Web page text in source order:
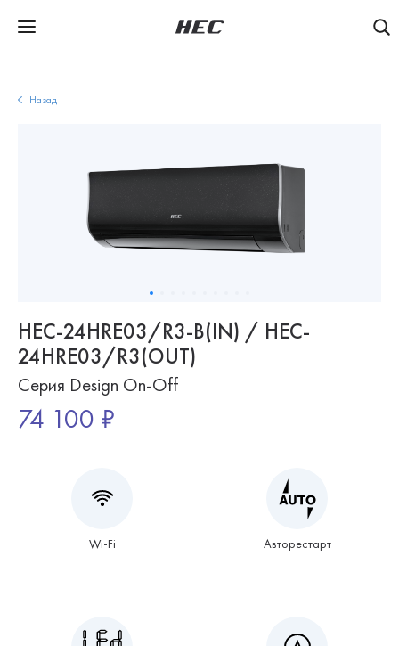
Назад
HEC-24HRE03/R3-B(IN) / HEC-
24HRE03/R3(OUT)
Серия Design On-Off
74 100 ₽
Wi-Fi Авторестарт